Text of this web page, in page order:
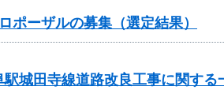
ポーザルの募集（選定結果）
城田寺線道路改良工事に関する